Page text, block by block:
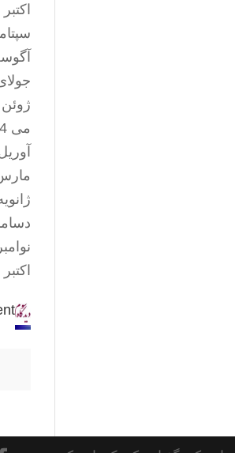
اکتبر 2024
آگوست
جولای
ژوئن
می 2024
آوریل
مارس
ژانویه
دسامبر
نوامبر 2022
اکتبر 2022